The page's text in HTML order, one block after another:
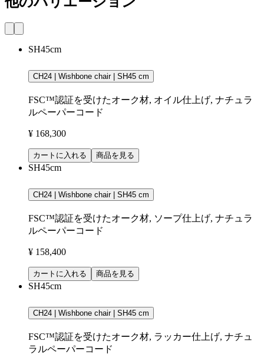
SH45cm
CH24 | Wishbone chair | SH45 cm
FSC™認証を受けたオーク材, オイル仕上げ, ナチュラ
ルペーパーコード
¥ 168,300
カートに入れる 商品を見る
SH45cm
CH24 | Wishbone chair | SH45 cm
FSC™認証を受けたオーク材, ソープ仕上げ, ナチュラ
ルペーパーコード
¥ 158,400
カートに入れる 商品を見る
SH45cm
CH24 | Wishbone chair | SH45 cm
FSC™認証を受けたオーク材, ラッカー仕上げ, ナチュ
ラルペーパーコード